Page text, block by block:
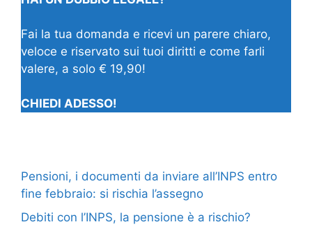
Fai la tua domanda e ricevi un parere chiaro,
veloce e riservato sui tuoi diritti e come farli
valere, a solo € 19,90!
CHIEDI ADESSO!
Pensioni, i documenti da inviare all’INPS entro
fine febbraio: si rischia l’assegno
Debiti con l’INPS, la pensione è a rischio?